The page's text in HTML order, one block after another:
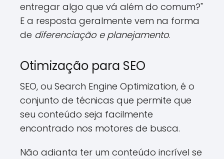
entregar algo que vá além do comum?"
E a resposta geralmente vem na forma
de diferenciação e planejamento.
Otimização para SEO
SEO, ou Search Engine Optimization, é o
conjunto de técnicas que permite que
seu conteúdo seja facilmente
encontrado nos motores de busca.
Não adianta ter um conteúdo incrível se